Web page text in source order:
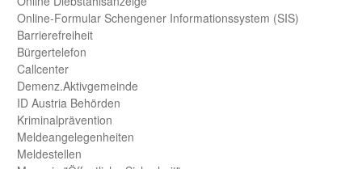
Online-Formular Schengener Informationssystem (SIS)
Barriere­freiheit
Bürger­telefon
Call­center
Demenz.Aktiv­gemeinde
ID Austria Behörden
Kriminal­prävention
Melde­an­ge­le­gen­heiten
Meld­estellen